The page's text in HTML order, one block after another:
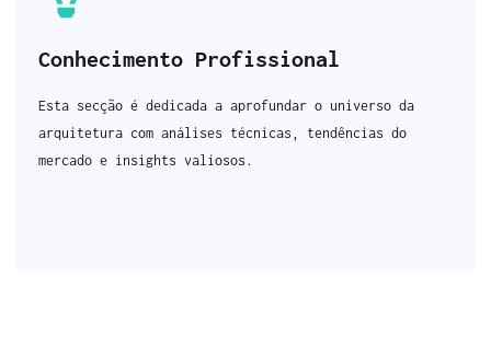
Conhecimento Profissional
Esta secção é dedicada a aprofundar o universo da
arquitetura com análises técnicas, tendências do
mercado e insights valiosos.